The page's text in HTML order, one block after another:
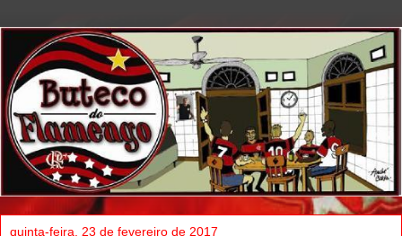
quinta-feira, 23 de fevereiro de 2017